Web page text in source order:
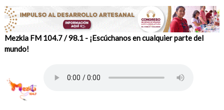
Mezkla FM 104.7 / 98.1 - ¡Escúchanos en cualquier parte del
mundo!